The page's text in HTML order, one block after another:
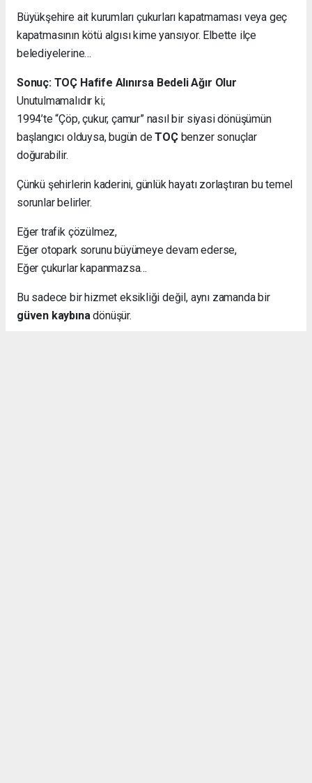
Büyükşehire ait kurumları çukurları kapatmaması veya geç
kapatmasının kötü algısı kime yansıyor. Elbette ilçe
belediyelerine…
Sonuç: TOÇ Hafife Alınırsa Bedeli Ağır Olur
Unutulmamalıdır ki;
1994’te “Çöp, çukur, çamur” nasıl bir siyasi dönüşümün
başlangıcı olduysa, bugün deTOÇbenzer sonuçlar
doğurabilir.
Çünkü şehirlerin kaderini, günlük hayatı zorlaştıran bu temel
sorunlar belirler.
Eğer trafik çözülmez,
Eğer otopark sorunu büyümeye devam ederse,
Eğer çukurlar kapanmazsa…
Bu sadece bir hizmet eksikliği değil, aynı zamanda bir
güven kaybınadönüşür.